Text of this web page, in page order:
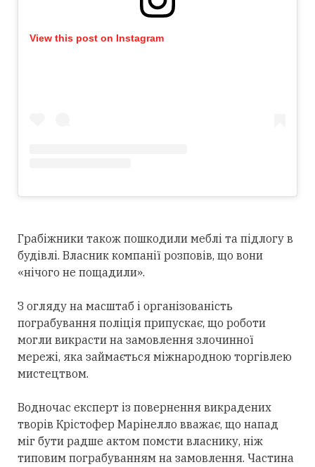
View this post on Instagram
Грабіжники також пошкодили меблі та підлогу в
будівлі. Власник компанії розповів, що вони
«нічого не пощадили».
З огляду на масштаб і організованість
пограбування поліція припускає, що роботи
могли викрасти на замовлення злочинної
мережі, яка займається міжнародною торгівлею
мистецтвом.
Водночас експерт із повернення викрадених
творів Крістофер Марінелло вважає, що напад
міг бути радше актом помсти власнику, ніж
типовим пограбуванням на замовлення. Частина